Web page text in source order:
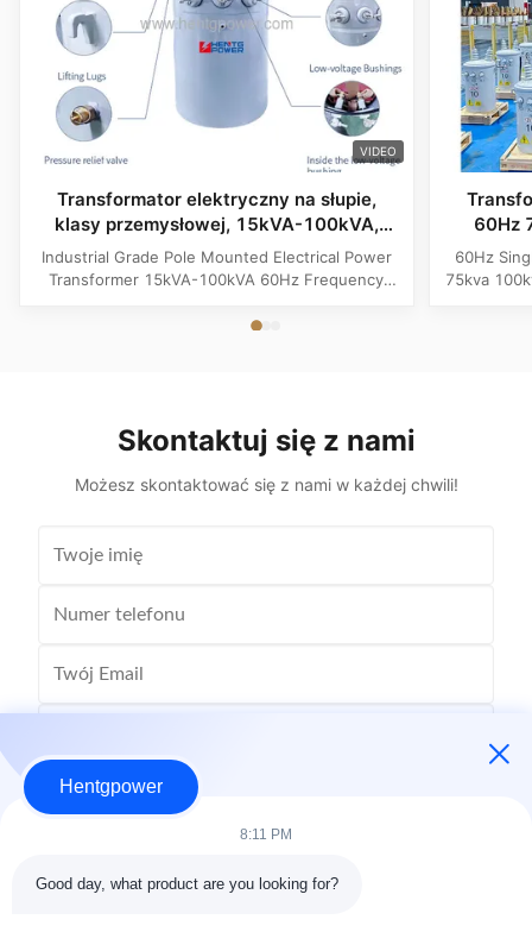
VIDEO
Transformator elektryczny na słupie,
klasy przemysłowej, 15kVA-100kVA,
częstotliwość 60Hz
Industrial Grade Pole Mounted Electrical Power
Transformer 15kVA-100kVA 60Hz Frequency
Frequency 60Hz Phase Single Phase Application
60Hz
60Hz
75kva
Skontaktuj się z nami
Możesz skontaktować się z nami w każdej chwili!
Hentgpower
8:11 PM
Good day, what product are you looking for?